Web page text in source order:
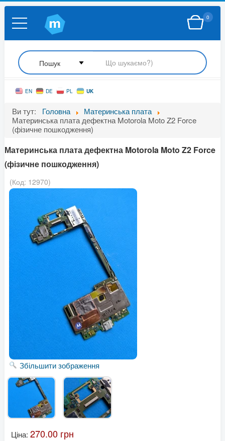
0
EN DE PL UK
Ви тут: Головна
Материнська плата
Материнська плата дефектна Motorola Moto Z2 Force
(фізичне пошкодження)
Материнська плата дефектна Motorola Moto Z2 Force
(фізичне пошкодження)
(Код: 12970)
Збільшити зображення
Ціна: 270.00 грн